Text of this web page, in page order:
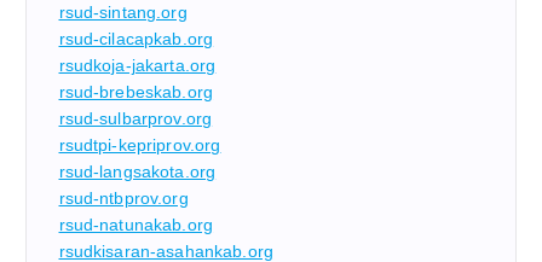
rsud-sintang.org
rsud-cilacapkab.org
rsudkoja-jakarta.org
rsud-brebeskab.org
rsud-sulbarprov.org
rsudtpi-kepriprov.org
rsud-langsakota.org
rsud-ntbprov.org
rsud-natunakab.org
rsudkisaran-asahankab.org